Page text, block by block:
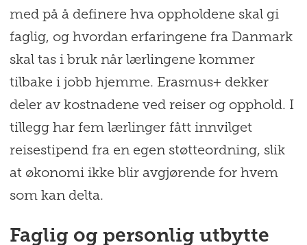
med på å definere hva oppholdene skal gi
faglig, og hvordan erfaringene fra Danmark
skal tas i bruk når lærlingene kommer
tilbake i jobb hjemme. Erasmus+ dekker
deler av kostnadene ved reiser og opphold. I
tillegg har fem lærlinger fått innvilget
reisestipend fra en egen støtteordning, slik
at økonomi ikke blir avgjørende for hvem
som kan delta.
Faglig og personlig utbytte